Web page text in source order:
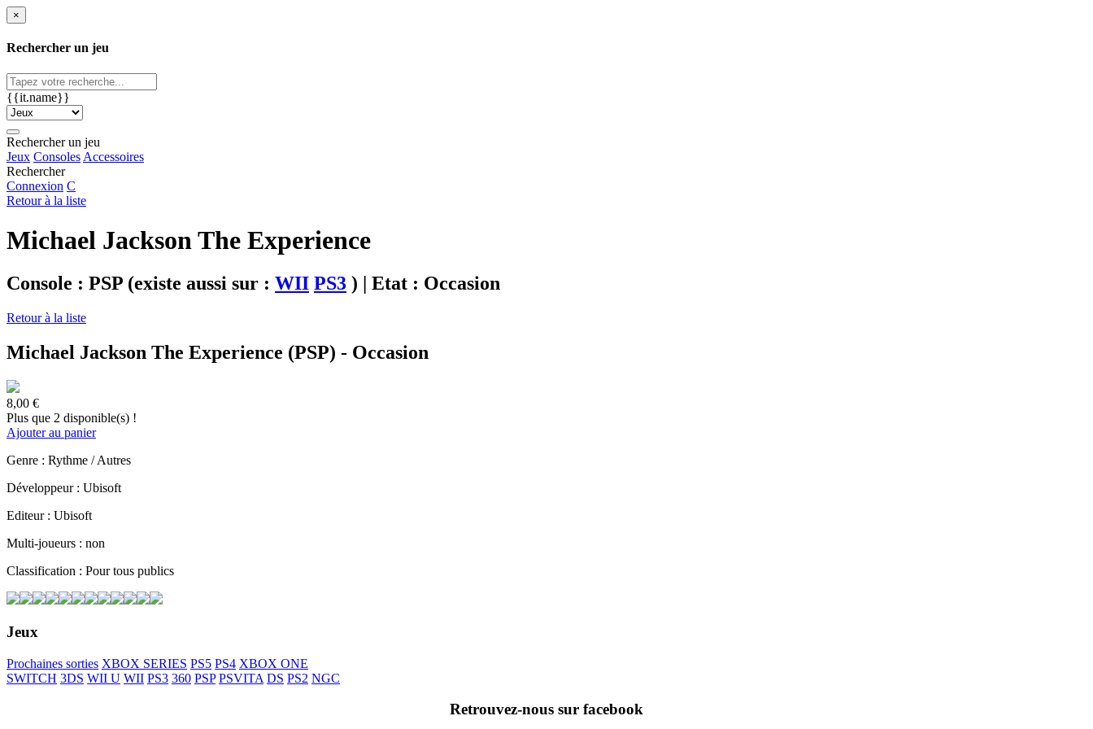
×
Rechercher un jeu
{{it.name}}
Rechercher un jeu
Jeux Consoles Accessoires
Rechercher
Connexion C
Retour à la liste
Michael Jackson The Experience
Console : PSP (existe aussi sur : WII PS3 ) | Etat : Occasion
Retour à la liste
Michael Jackson The Experience (PSP) - Occasion
8,00 €
Plus que 2 disponible(s) !
Ajouter au panier
Genre : Rythme / Autres
Développeur : Ubisoft
Editeur : Ubisoft
Multi-joueurs : non
Classification : Pour tous publics
Jeux
Prochaines sorties XBOX SERIES PS5 PS4 XBOX ONE
SWITCH 3DS WII U WII PS3 360 PSP PSVITA DS PS2 NGC
Retrouvez-nous sur facebook